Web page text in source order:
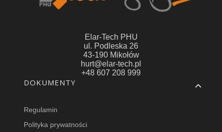
Elar-Tech PHU
ul. Podleska 26
43-190 Mikołów
hurt@elar-tech.pl
+48 607 208 999
Linki w stopce
DOKUMENTY
Regulamin
Polityka prywatności